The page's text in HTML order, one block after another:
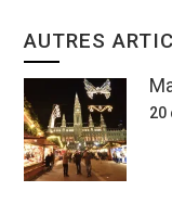
AUTRES
20